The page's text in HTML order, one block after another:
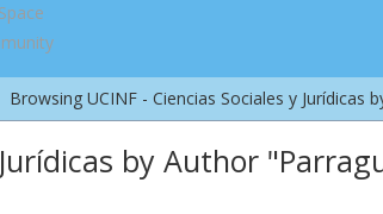
Browsing UCINF - Ciencias Sociales y Jurídicas
by Author